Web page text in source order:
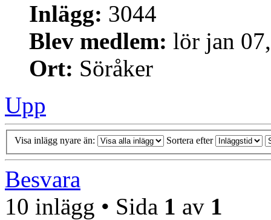
Inlägg: 3044
Blev medlem: lör jan
Ort: Söråker
Upp
Visa inlägg nyare än: Sortera efter
Besvara
10 inlägg • Sida 1 av 1